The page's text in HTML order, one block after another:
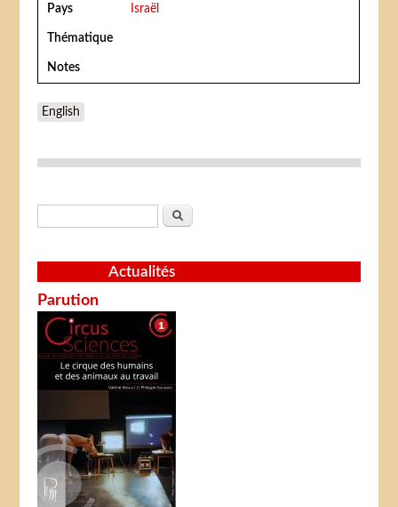
Pays Israël
Thématique
Notes
English
Formulaire de recherche
Rechercher
Actualités
Parution